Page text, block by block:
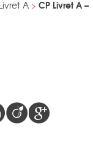
A > CP Livret A –